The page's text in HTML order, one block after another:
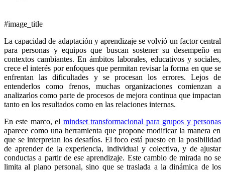
#image_title
La capacidad de adaptación y aprendizaje se volvió un factor central
para personas y equipos que buscan sostener su desempeño en
contextos cambiantes. En ámbitos laborales, educativos y sociales,
crece el interés por enfoques que permitan revisar la forma en que se
enfrentan las dificultades y se procesan los errores. Lejos de
entenderlos como frenos, muchas organizaciones comienzan a
analizarlos como parte de procesos de mejora continua que impactan
tanto en los resultados como en las relaciones internas.
En este marco, el mindset transformacional para grupos y personas
aparece como una herramienta que propone modificar la manera en
que se interpretan los desafíos. El foco está puesto en la posibilidad
de aprender de la experiencia, individual y colectiva, y de ajustar
conductas a partir de ese aprendizaje. Este cambio de mirada no se
limita al plano personal, sino que se traslada a la dinámica de los